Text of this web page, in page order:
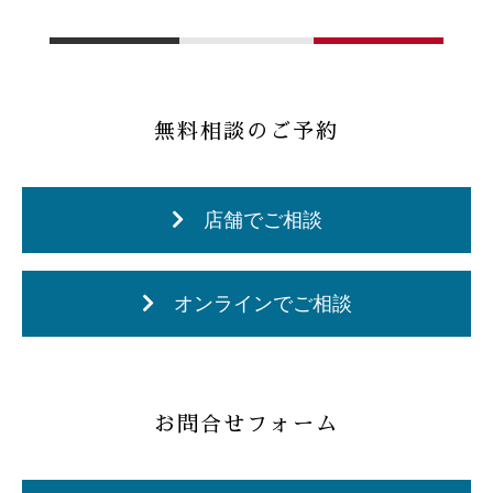
無料相談のご予約
店舗でご相談
オンラインでご相談
お問合せフォーム